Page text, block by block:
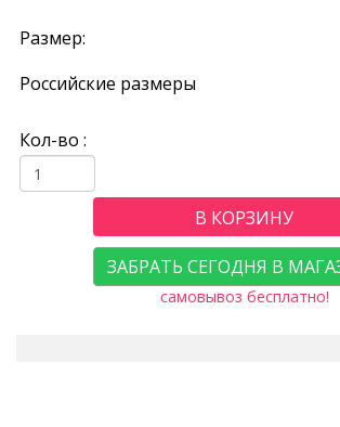
Размер:
Российские размеры
Кол-во :
В КОРЗИНУ
ЗАБРАТЬ СЕГОДНЯ В
самовывоз бесплатно!